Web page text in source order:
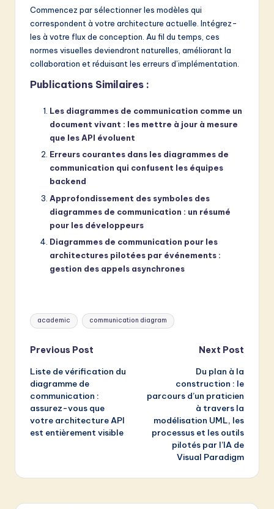
Commencez par sélectionner les modèles qui
correspondent à votre architecture actuelle. Intégrez-
les à votre flux de conception. Au fil du temps, ces
normes visuelles deviendront naturelles, améliorant la
collaboration et réduisant les erreurs d’implémentation.
Publications Similaires :
Les diagrammes de communication comme un
document vivant : les mettre à jour à mesure
que les API évoluent
Erreurs courantes dans les diagrammes de
communication qui confusent les équipes
backend
Approfondissement des symboles des
diagrammes de communication : un résumé
pour les développeurs
Diagrammes de communication pour les
architectures pilotées par événements :
gestion des appels asynchrones
Tags:
academic communication diagram
Post
navigation
Previous Post
Liste de vérification du
diagramme de
communication :
assurez-vous que
votre architecture API
est entièrement visible
Next Post
Du plan à la
construction : le
parcours d’un praticien
à travers la
modélisation UML, les
processus et les outils
pilotés par l’IA de
Visual Paradigm